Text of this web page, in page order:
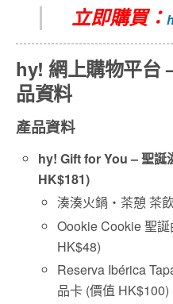
立即購買：
hy! 網上購物平
品資料
產品資料
hy! Gift for You –聖誕
HK$181)
湊湊火鍋・茶憩 茶
Oookie Cookie 聖
HK$48)
Reserva Ibérica
品卡 (價值 HK$100)